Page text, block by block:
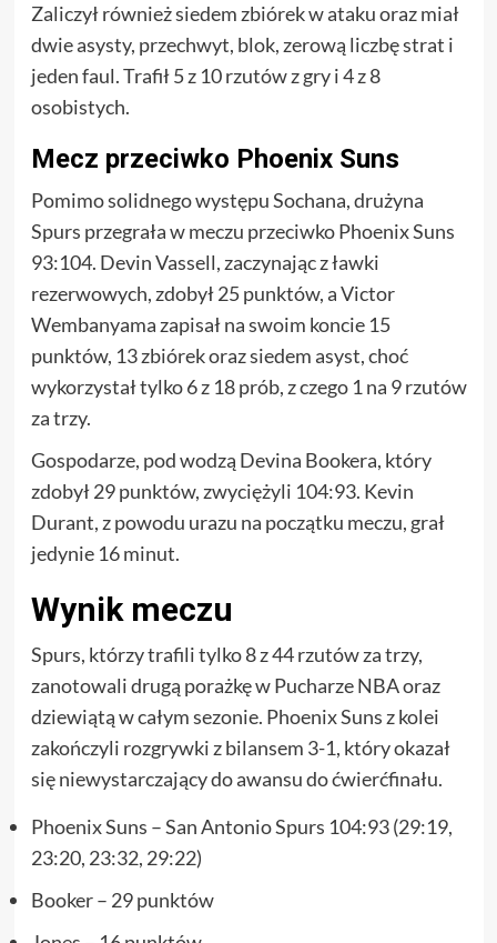
Zaliczył również siedem zbiórek w ataku oraz miał
dwie asysty, przechwyt, blok, zerową liczbę strat i
jeden faul. Trafił 5 z 10 rzutów z gry i 4 z 8
osobistych.
Mecz przeciwko Phoenix Suns
Pomimo solidnego występu Sochana, drużyna
Spurs przegrała w meczu przeciwko Phoenix Suns
93:104. Devin Vassell, zaczynając z ławki
rezerwowych, zdobył 25 punktów, a Victor
Wembanyama zapisał na swoim koncie 15
punktów, 13 zbiórek oraz siedem asyst, choć
wykorzystał tylko 6 z 18 prób, z czego 1 na 9 rzutów
za trzy.
Gospodarze, pod wodzą Devina Bookera, który
zdobył 29 punktów, zwyciężyli 104:93. Kevin
Durant, z powodu urazu na początku meczu, grał
jedynie 16 minut.
Wynik meczu
Spurs, którzy trafili tylko 8 z 44 rzutów za trzy,
zanotowali drugą porażkę w Pucharze NBA oraz
dziewiątą w całym sezonie. Phoenix Suns z kolei
zakończyli rozgrywki z bilansem 3-1, który okazał
się niewystarczający do awansu do ćwierćfinału.
Phoenix Suns – San Antonio Spurs 104:93 (29:19,
23:20, 23:32, 29:22)
Booker – 29 punktów